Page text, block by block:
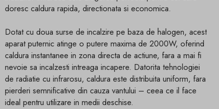
doresc caldura rapida, directionata si economica.
Dotat cu doua surse de incalzire pe baza de halogen, acest
aparat puternic atinge o putere maxima de 2000W, oferind
caldura instantanee in zona directa de actiune, fara a mai fi
nevoie sa incalzesti intreaga incapere. Datorita tehnologiei
de radiatie cu infrarosu, caldura este distribuita uniform, fara
pierderi semnificative din cauza vantului – ceea ce il face
ideal pentru utilizare in medii deschise.